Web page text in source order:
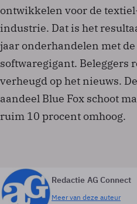
ontwikkelen voor de
industrie. Dat is het
jaar onderhandelen met
softwaregigant. Beleggers
verheugd op het nieuws.
aandeel Blue Fox schoot
ruim 10 procent omhoog.
Redactie AG Connect
Meer van deze auteur